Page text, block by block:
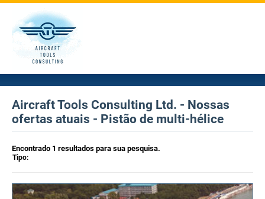
Aircraft Tools Consulting Ltd. - Nossas
ofertas atuais - Pistão de multi-hélice
Encontrado 1 resultados para sua pesquisa.
Tipo: